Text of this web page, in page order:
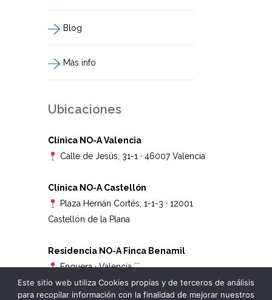
Blog
Más info
Ubicaciones
Clínica NO-A Valencia
Calle de Jesús, 31-1 · 46007 Valencia
Clínica NO-A Castellón
Plaza Hernán Cortés, 1-1-3 · 12001
Castellón de la Plana
Residencia NO-A Finca Benamil
Enguera · Valencia```
Este sitio web utiliza Cookies propias y de terceros de análisis
para recopilar información con la finalidad de mejorar nuestros